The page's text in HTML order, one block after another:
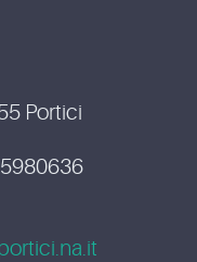
Portici